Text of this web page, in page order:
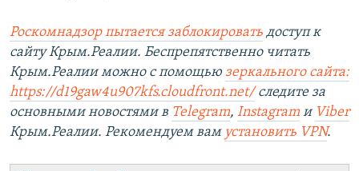
Роскомнадзор пытается заблокировать доступ к
сайту Крым.Реалии. Беспрепятственно читать
Крым.Реалии можно с помощью зеркального сайта:
https://d19gaw4u907kfs.cloudfront.net/следите за
основными новостями в Telegram, Instagram и Viber
Крым.Реалии. Рекомендуем вам установить VPN.